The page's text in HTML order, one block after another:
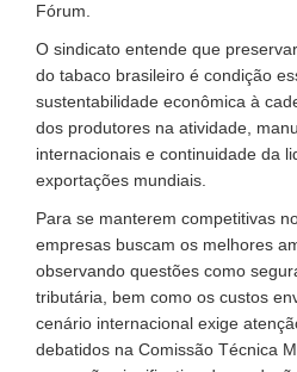
Fórum.
O sindicato entende que
do tabaco brasileiro é condição
sustentabilidade econômica à
dos produtores na atividade,
internacionais e continuidade da
exportações mundiais.
Para se manterem competitivas
empresas buscam os melhores
observando questões como
tributária, bem como os custos
cenário internacional exige
debatidos na Comissão Técnica